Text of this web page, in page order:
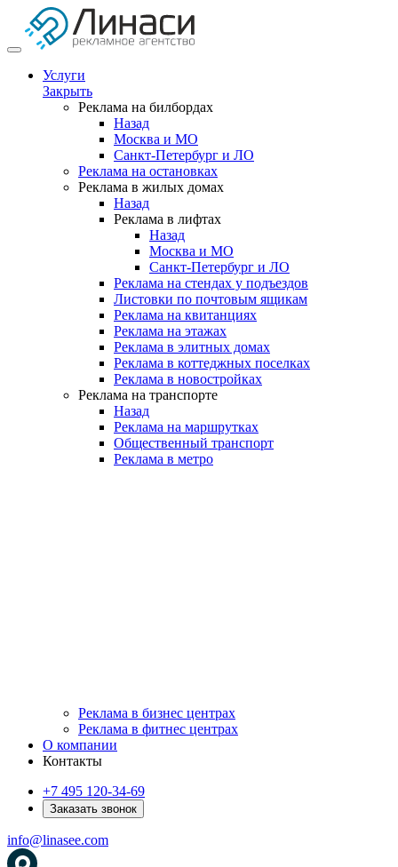
Услуги
Закрыть
Реклама на билбордах
Назад
Москва и МО
Санкт-Петербург и ЛО
Реклама на остановках
Реклама в жилых домах
Назад
Реклама в лифтах
Назад
Москва и МО
Санкт-Петербург и ЛО
Реклама на стендах у подъездов
Листовки по почтовым ящикам
Реклама на квитанциях
Реклама на этажах
Реклама в элитных домах
Реклама в коттеджных поселках
Реклама в новостройках
Реклама на транспорте
Назад
Реклама на маршрутках
Общественный транспорт
Реклама в метро
Реклама в бизнес центрах
Реклама в фитнес центрах
О компании
Контакты
+7 495 120-34-69
Заказать звонок
info@linasee.com